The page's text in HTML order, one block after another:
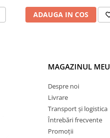
ADAUGA IN COS
MAGAZINUL MEU
Despre noi
Livrare
Transport și logistica
Întrebări frecvente
Promoții